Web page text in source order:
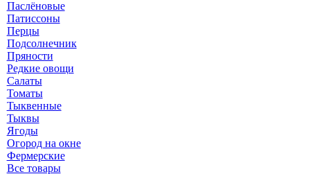
Паслёновые
Патиссоны
Перцы
Подсолнечник
Пряности
Редкие овощи
Салаты
Томаты
Тыквенные
Тыквы
Ягоды
Огород на окне
Фермерские
Все товары